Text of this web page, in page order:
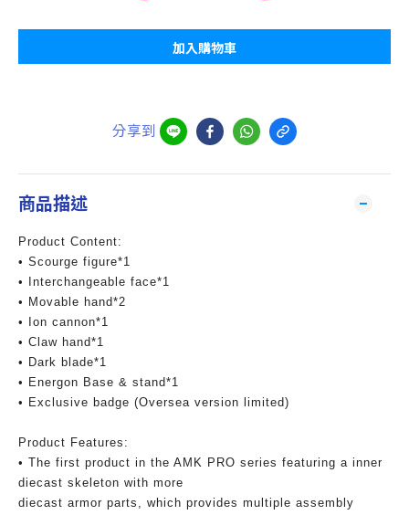
加入購物車
分享到
商品描述
Product Content:
• Scourge figure*1
• Interchangeable face*1
• Movable hand*2
• Ion cannon*1
• Claw hand*1
• Dark blade*1
• Energon Base & stand*1
• Exclusive badge (Oversea version limited)
Product Features:
• The first product in the AMK PRO series featuring a inner
diecast skeleton with more
diecast armor parts, which provides multiple assembly